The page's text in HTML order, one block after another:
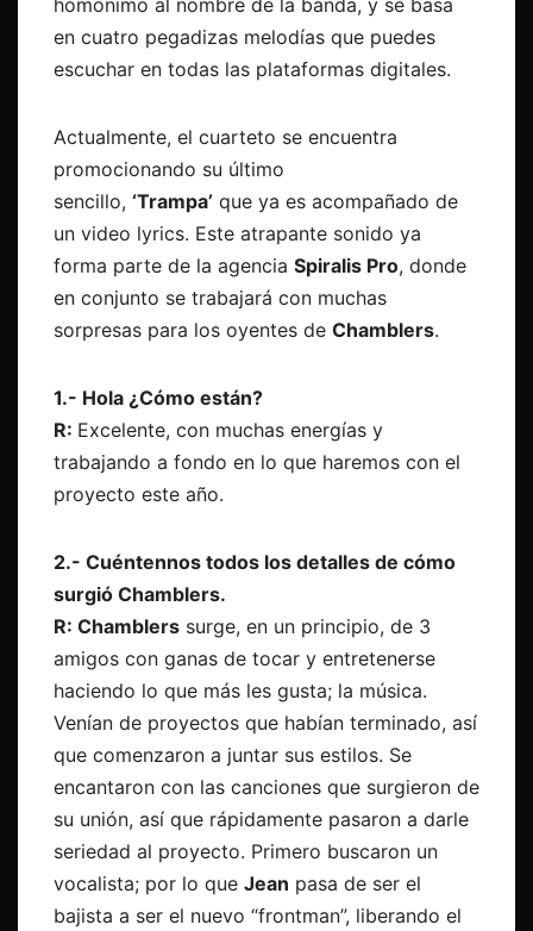
homónimo al nombre de la banda, y se basa
en cuatro pegadizas melodías que puedes
escuchar en todas las plataformas digitales.
Actualmente, el cuarteto se encuentra
promocionando su último
sencillo, ‘Trampa’ que ya es acompañado de
un video lyrics. Este atrapante sonido ya
forma parte de la agencia Spiralis Pro, donde
en conjunto se trabajará con muchas
sorpresas para los oyentes de Chamblers.
1.- Hola ¿Cómo están?
R: Excelente, con muchas energías y
trabajando a fondo en lo que haremos con el
proyecto este año.
2.- Cuéntennos todos los detalles de cómo
surgió Chamblers.
R: Chamblers surge, en un principio, de 3
amigos con ganas de tocar y entretenerse
haciendo lo que más les gusta; la música.
Venían de proyectos que habían terminado, así
que comenzaron a juntar sus estilos. Se
encantaron con las canciones que surgieron de
su unión, así que rápidamente pasaron a darle
seriedad al proyecto. Primero buscaron un
vocalista; por lo que Jean pasa de ser el
bajista a ser el nuevo “frontman”, liberando el